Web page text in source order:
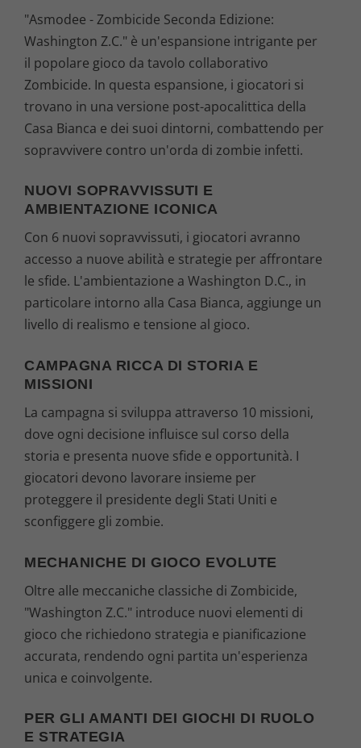
"Asmodee - Zombicide Seconda Edizione:
Washington Z.C." è un'espansione intrigante per
il popolare gioco da tavolo collaborativo
Zombicide. In questa espansione, i giocatori si
trovano in una versione post-apocalittica della
Casa Bianca e dei suoi dintorni, combattendo per
sopravvivere contro un'orda di zombie infetti.
NUOVI SOPRAVVISSUTI E
AMBIENTAZIONE ICONICA
Con 6 nuovi sopravvissuti, i giocatori avranno
accesso a nuove abilità e strategie per affrontare
le sfide. L'ambientazione a Washington D.C., in
particolare intorno alla Casa Bianca, aggiunge un
livello di realismo e tensione al gioco.
CAMPAGNA RICCA DI STORIA E
MISSIONI
La campagna si sviluppa attraverso 10 missioni,
dove ogni decisione influisce sul corso della
storia e presenta nuove sfide e opportunità. I
giocatori devono lavorare insieme per
proteggere il presidente degli Stati Uniti e
sconfiggere gli zombie.
MECHANICHE DI GIOCO EVOLUTE
Oltre alle meccaniche classiche di Zombicide,
"Washington Z.C." introduce nuovi elementi di
gioco che richiedono strategia e pianificazione
accurata, rendendo ogni partita un'esperienza
unica e coinvolgente.
PER GLI AMANTI DEI GIOCHI DI RUOLO
E STRATEGIA